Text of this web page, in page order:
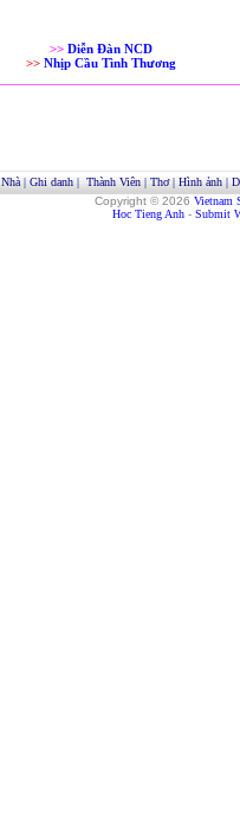
>> Diễn Đàn NCD
>> Nhịp Cầu Tình Thương
Nhà| Ghi danh| Thành Viên| Thơ| Hình ảnh|
Copyright © 2026 Vietnam
Hoc Tieng Anh - Submit